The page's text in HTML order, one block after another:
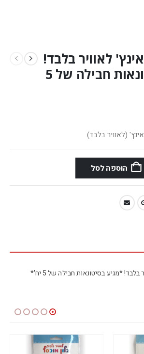
מספרים 14 אינץ' לאוויר בלבד!
*מגיע בסיטונאות חבילה של 5
הוספה לסל